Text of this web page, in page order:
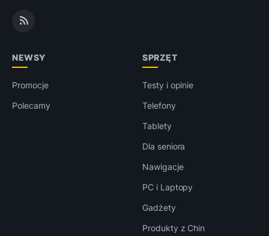
NEWSY
Promocje
Polecamy
SPRZĘT
Testy i opinie
Telefony
Tablety
Dla seniora
Nawigacje
PC i Laptopy
Gadżety
Produkty z Chin